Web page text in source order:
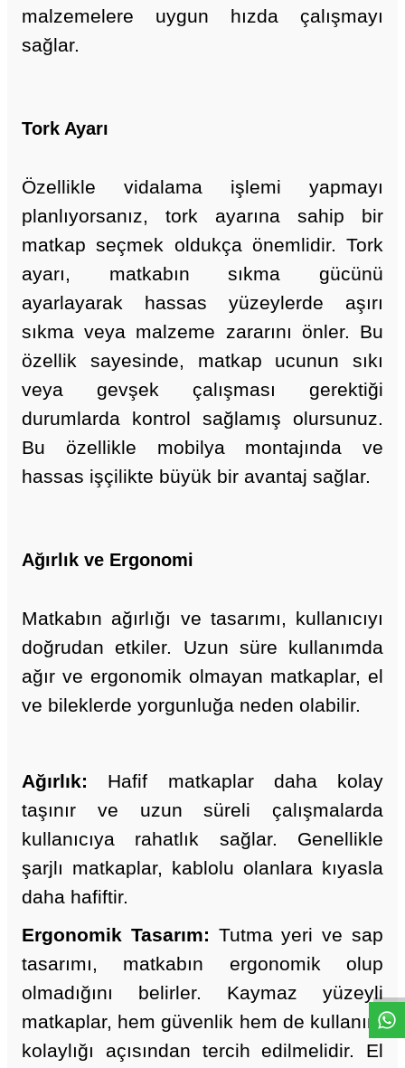
W
h
a
t
a
p
p
D
e
s
t
e
H
a
t
t
malzemelere uygun hızda çalışmayı
sağlar.
Tork Ayarı
Özellikle vidalama işlemi yapmayı
planlıyorsanız, tork ayarına sahip bir
matkap seçmek oldukça önemlidir. Tork
ayarı, matkabın sıkma gücünü
ayarlayarak hassas yüzeylerde aşırı
sıkma veya malzeme zararını önler. Bu
özellik sayesinde, matkap ucunun sıkı
veya gevşek çalışması gerektiği
durumlarda kontrol sağlamış olursunuz.
Bu özellikle mobilya montajında ve
hassas işçilikte büyük bir avantaj sağlar.
Ağırlık ve Ergonomi
Matkabın ağırlığı ve tasarımı, kullanıcıyı
doğrudan etkiler. Uzun süre kullanımda
ağır ve ergonomik olmayan matkaplar, el
ve bileklerde yorgunluğa neden olabilir.
Ağırlık: Hafif matkaplar daha kolay
taşınır ve uzun süreli çalışmalarda
kullanıcıya rahatlık sağlar. Genellikle
şarjlı matkaplar, kablolu olanlara kıyasla
daha hafiftir.
Ergonomik Tasarım: Tutma yeri ve sap
tasarımı, matkabın ergonomik olup
olmadığını belirler. Kaymaz yüzeyli
matkaplar, hem güvenlik hem de kullanım
kolaylığı açısından tercih edilmelidir. El